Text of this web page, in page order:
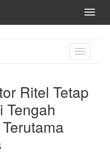
TOGGLE
Ritel Tetap
Tengah